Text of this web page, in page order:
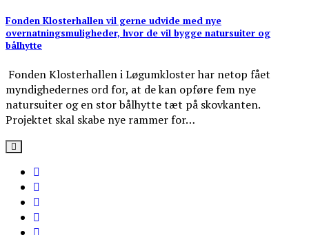
Fonden Klosterhallen vil gerne udvide med nye
overnatningsmuligheder, hvor de vil bygge natursuiter og
bålhytte
Fonden Klosterhallen i Løgumkloster har netop fået
myndighedernes ord for, at de kan opføre fem nye
natursuiter og en stor bålhytte tæt på skovkanten.
Projektet skal skabe nye rammer for…